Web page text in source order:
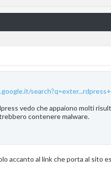
vedo che appaiono molti
contenere malware.
accanto al link che porta al sito